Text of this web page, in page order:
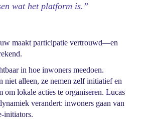
wat het platform is.”
maakt participatie vertrouwd—en
in hoe inwoners meedoen.
niet alleen, ze nemen zelf initiatief en
om lokale acties te organiseren. Lucas
verandert: inwoners gaan van
initiators.